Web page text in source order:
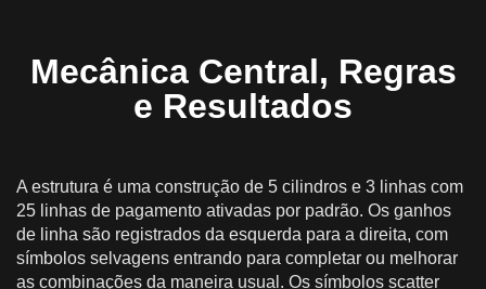
Mecânica Central, Regras
e Resultados
A estrutura é uma construção de 5 cilindros e 3 linhas com
25 linhas de pagamento ativadas por padrão. Os ganhos
de linha são registrados da esquerda para a direita, com
símbolos selvagens entrando para completar ou melhorar
as combinações da maneira usual. Os símbolos scatter